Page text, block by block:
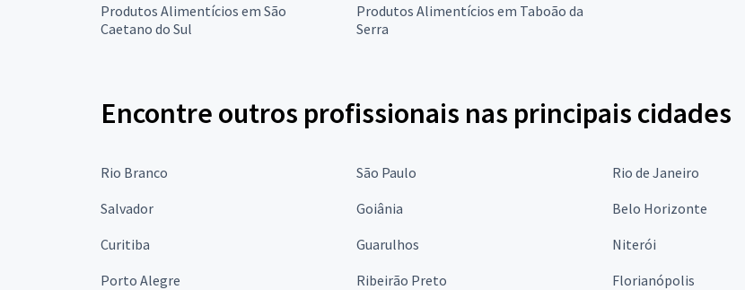
Produtos Alimentícios em São
Caetano do Sul
Produtos Alimentícios em Taboão da
Serra
Encontre outros profissionais nas principais cidades
Rio Branco São Paulo Rio de Janeiro
Salvador
Goiânia Belo Horizonte
Curitiba
Guarulhos Niterói
Porto Alegre
Ribeirão Preto Florianópolis